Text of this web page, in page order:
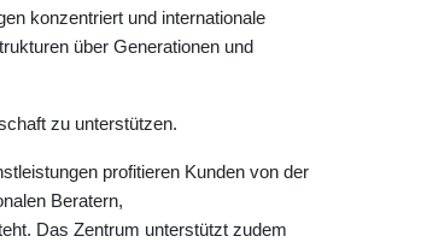
konzentriert und internationale
über Generationen und
zu unterstützen.
profitieren Kunden von der
Beratern,
Das Zentrum unterstützt zudem